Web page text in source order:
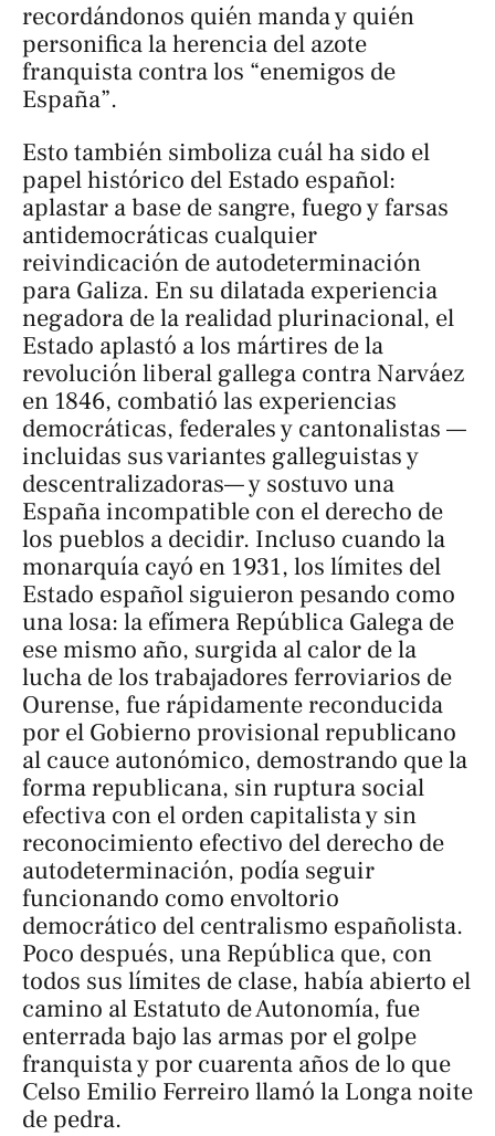
recordándonos quién manda y quién
personifica la herencia del azote
franquista contra los “enemigos de
España”.
Esto también simboliza cuál ha sido el
papel histórico del Estado español:
aplastar a base de sangre, fuego y farsas
antidemocráticas cualquier
reivindicación de autodeterminación
para Galiza. En su dilatada experiencia
negadora de la realidad plurinacional, el
Estado aplastó a los mártires de la
revolución liberal gallega contra Narváez
en 1846, combatió las experiencias
democráticas, federales y cantonalistas —
incluidas sus variantes galleguistas y
descentralizadoras— y sostuvo una
España incompatible con el derecho de
los pueblos a decidir. Incluso cuando la
monarquía cayó en 1931, los límites del
Estado español siguieron pesando como
una losa: la efímera República Galega de
ese mismo año, surgida al calor de la
lucha de los trabajadores ferroviarios de
Ourense, fue rápidamente reconducida
por el Gobierno provisional republicano
al cauce autonómico, demostrando que la
forma republicana, sin ruptura social
efectiva con el orden capitalista y sin
reconocimiento efectivo del derecho de
autodeterminación, podía seguir
funcionando como envoltorio
democrático del centralismo españolista.
Poco después, una República que, con
todos sus límites de clase, había abierto el
camino al Estatuto de Autonomía, fue
enterrada bajo las armas por el golpe
franquista y por cuarenta años de lo que
Celso Emilio Ferreiro llamó la Longa noite
de pedra.